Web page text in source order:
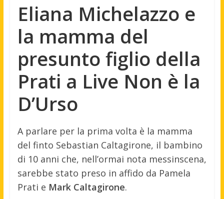
Eliana Michelazzo e
la mamma del
presunto figlio della
Prati a Live Non è la
D’Urso
A parlare per la prima volta è la mamma
del finto Sebastian Caltagirone, il bambino
di 10 anni che, nell’ormai nota messinscena,
sarebbe stato preso in affido da Pamela
Prati e Mark Caltagirone.